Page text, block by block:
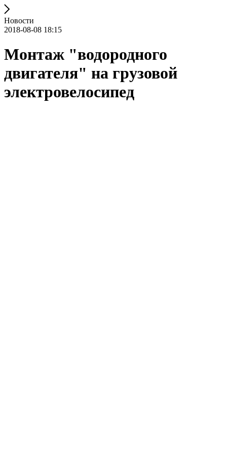
Новости
2018-08-08 18:15
Монтаж "водородного
двигателя" на грузовой
электровелосипед